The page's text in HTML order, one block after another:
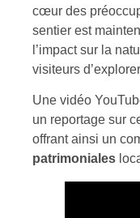
cœur des
sentier est
l’impact sur la
visiteurs
Une vidéo
un reportage sur
offrant ainsi un
patrimoniales